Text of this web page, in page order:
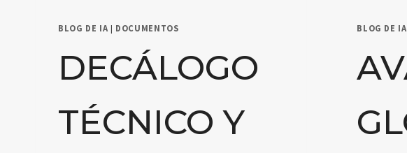
BLOG DE IA | DOCUMENTOS
DECÁLOGO
TÉCNICO Y
BLOG DE IA